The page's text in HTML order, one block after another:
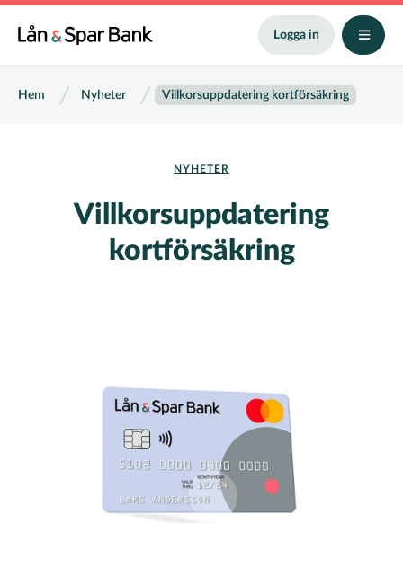
Hoppa
Logga in
Länkstig
Hem Nyheter Villkorsuppdatering kortförsäkring
NYHETER
Villkorsuppdatering
kortförsäkring